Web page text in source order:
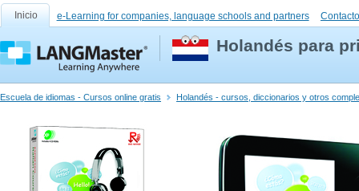
Inicio e-Learning for companies, language schools and partners Contacto
Holandés para
Escuela de idiomas - Cursos online gratis Holandés - cursos, diccionarios y otros